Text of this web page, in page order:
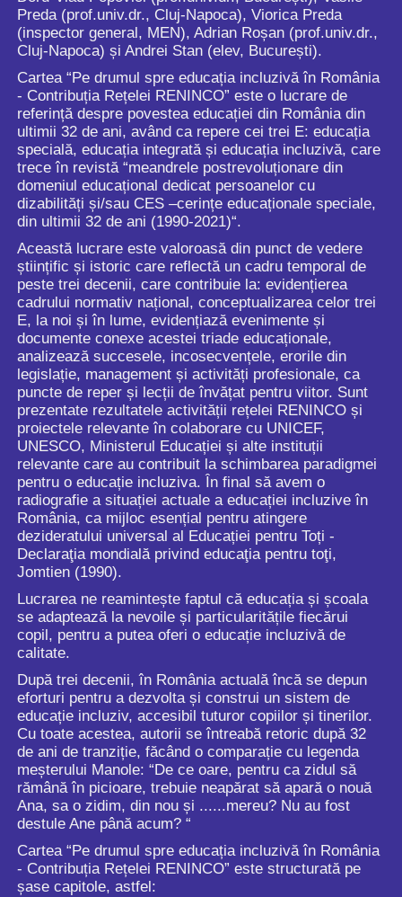
Preda (prof.univ.dr., Cluj-Napoca), Viorica Preda
(inspector general, MEN), Adrian Roșan (prof.univ.dr.,
Cluj-Napoca) și Andrei Stan (elev, București).
Cartea “Pe drumul spre educația incluzivă în România
- Contribuția Rețelei RENINCO” este o lucrare de
referință despre povestea educației din România din
ultimii 32 de ani, având ca repere cei trei E: educația
specială, educația integrată și educația incluzivă, care
trece în revistă “meandrele postrevoluționare din
domeniul educațional dedicat persoanelor cu
dizabilități și/sau CES –cerințe educaționale speciale,
din ultimii 32 de ani (1990-2021)“.
Această lucrare este valoroasă din punct de vedere
științific și istoric care reflectă un cadru temporal de
peste trei decenii, care contribuie la: evidențierea
cadrului normativ național, conceptualizarea celor trei
E, la noi și în lume, evidențiază evenimente și
documente conexe acestei triade educaționale,
analizează succesele, incosecvențele, erorile din
legislație, management și activități profesionale, ca
puncte de reper și lecții de învățat pentru viitor. Sunt
prezentate rezultatele activității rețelei RENINCO și
proiectele relevante în colaborare cu UNICEF,
UNESCO, Ministerul Educației și alte instituții
relevante care au contribuit la schimbarea paradigmei
pentru o educație incluziva. În final să avem o
radiografie a situației actuale a educației incluzive în
România, ca mijloc esențial pentru atingere
dezideratului universal al Educației pentru Toți -
Declaraţia mondială privind educaţia pentru toţi,
Jomtien (1990).
Lucrarea ne reamintește faptul că educația și școala
se adaptează la nevoile și particularitățile fiecărui
copil, pentru a putea oferi o educație incluzivă de
calitate.
După trei decenii, în România actuală încă se depun
eforturi pentru a dezvolta și construi un sistem de
educație incluziv, accesibil tuturor copiilor și tinerilor.
Cu toate acestea, autorii se întreabă retoric după 32
de ani de tranziție, făcând o comparație cu legenda
meșterului Manole: “De ce oare, pentru ca zidul să
rămână în picioare, trebuie neapărat să apară o nouă
Ana, sa o zidim, din nou și ......mereu? Nu au fost
destule Ane până acum? “
Cartea “Pe drumul spre educația incluzivă în România
- Contribuția Rețelei RENINCO” este structurată pe
șase capitole, astfel: